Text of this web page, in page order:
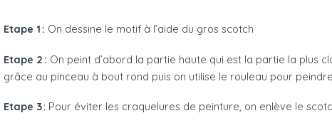
Etape 1 : On dessine le motif à l’aide du gros scotch
Etape 2 : On peint d’abord la partie haute qui est la partie la plus
grâce au pinceau à bout rond puis on utilise le rouleau pour
Etape 3: Pour éviter les craquelures de peinture, on enlève le